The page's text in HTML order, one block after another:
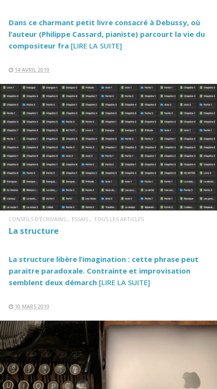
Dans ce charmant petit livre consacré à Debussy, où
l’auteur (Philippe Cassard, pianiste) parcourt la vie du
compositeur fra [LIRE LA SUITE]
14 AVRIL 2019
LIRE LA SUITE
CONSEILS D'ÉCRIVAINS ESSAIS TOUS LES ARTICLES
La structure
La structure libère l’imagination : cette phrase peut
paraitre paradoxale. Contrainte et improvisation
semblent deux démarch [LIRE LA SUITE]
10 MARS 2019
LIRE LA SUITE